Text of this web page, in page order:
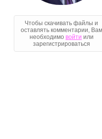
Чтобы скачивать файлы и
оставлять комментарии, Вам
необходимо войти или
зарегистрироваться